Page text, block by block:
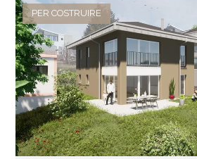
PER COSTRUIRE